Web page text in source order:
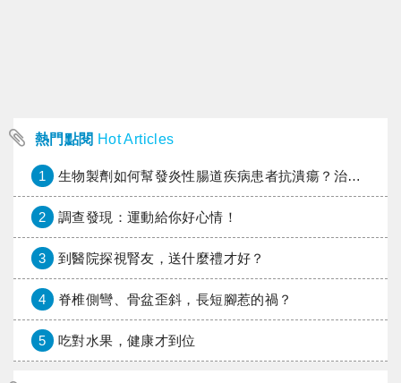
熱門點閱 Hot Articles
1 生物製劑如何幫發炎性腸道疾病患者抗潰瘍？治療進展與健保給付困境一次看
2 調查發現：運動給你好心情！
3 到醫院探視腎友，送什麼禮才好？
4 脊椎側彎、骨盆歪斜，長短腳惹的禍？
5 吃對水果，健康才到位